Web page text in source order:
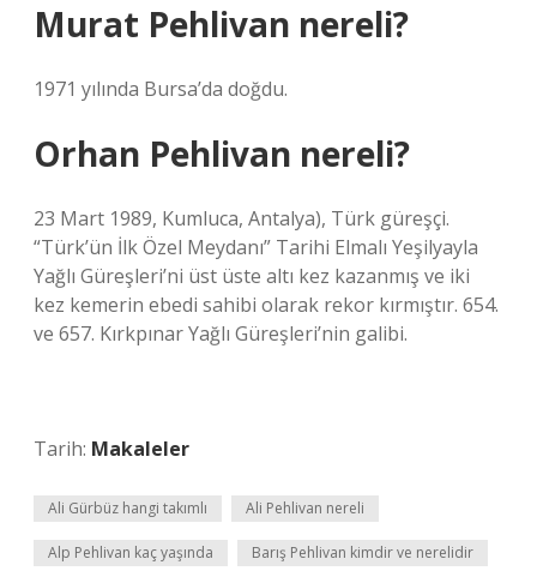
Murat Pehlivan nereli?
1971 yılında Bursa’da doğdu.
Orhan Pehlivan nereli?
23 Mart 1989, Kumluca, Antalya), Türk güreşçi.
“Türk’ün İlk Özel Meydanı” Tarihi Elmalı Yeşilyayla
Yağlı Güreşleri’ni üst üste altı kez kazanmış ve iki
kez kemerin ebedi sahibi olarak rekor kırmıştır. 654.
ve 657. Kırkpınar Yağlı Güreşleri’nin galibi.
Tarih: Makaleler
Ali Gürbüz hangi takımlı Ali Pehlivan nereli
Alp Pehlivan kaç yaşında Barış Pehlivan kimdir ve nerelidir